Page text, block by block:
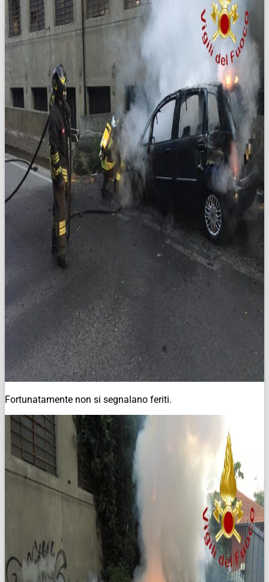
Fortunatamente non si segnalano feriti.